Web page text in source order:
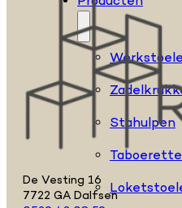
Stahulpen
De Vesting 16
7722 GA Dalfsen